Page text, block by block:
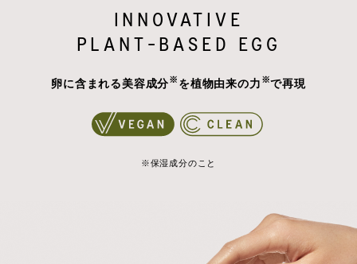
INNOVATIVE
PLANT-BASED EGG
卵に含まれる美容成分※ を植物由来の力 ※で再現
※保湿成分のこと